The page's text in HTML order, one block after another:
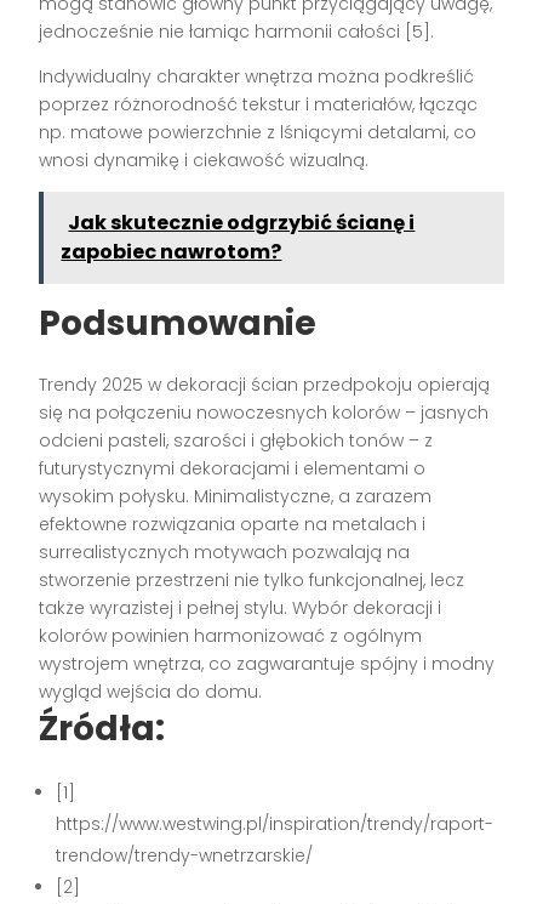
jednocześnie nie łamiąc harmonii całości [5].
Indywidualny charakter wnętrza można podkreślić
poprzez różnorodność tekstur i materiałów, łącząc
np. matowe powierzchnie z lśniącymi detalami, co
wnosi dynamikę i ciekawość wizualną.
Jak skutecznie odgrzybić ścianę i
zapobiec nawrotom?
Podsumowanie
Trendy 2025 w dekoracji ścian przedpokoju opierają
się na połączeniu nowoczesnych kolorów – jasnych
odcieni pasteli, szarości i głębokich tonów – z
futurystycznymi dekoracjami i elementami o
wysokim połysku. Minimalistyczne, a zarazem
efektowne rozwiązania oparte na metalach i
surrealistycznych motywach pozwalają na
stworzenie przestrzeni nie tylko funkcjonalnej, lecz
także wyrazistej i pełnej stylu. Wybór dekoracji i
kolorów powinien harmonizować z ogólnym
wystrojem wnętrza, co zagwarantuje spójny i modny
wygląd wejścia do domu.
Źródła:
[1]
https://www.westwing.pl/inspiration/trendy/raport-
trendow/trendy-wnetrzarskie/
[2]